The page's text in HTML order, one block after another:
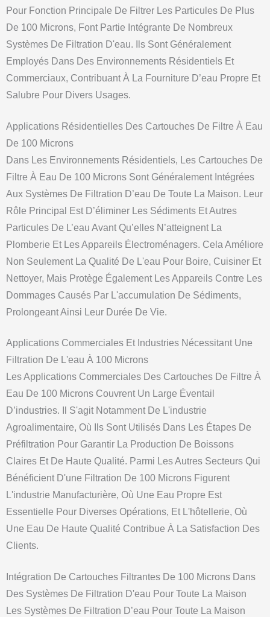
Pour Fonction Principale De Filtrer Les Particules De Plus
De 100 Microns, Font Partie Intégrante De Nombreux
Systèmes De Filtration D'eau. Ils Sont Généralement
Employés Dans Des Environnements Résidentiels Et
Commerciaux, Contribuant À La Fourniture D’eau Propre Et
Salubre Pour Divers Usages.
Applications Résidentielles Des Cartouches De Filtre À Eau
De 100 Microns
Dans Les Environnements Résidentiels, Les Cartouches De
Filtre À Eau De 100 Microns Sont Généralement Intégrées
Aux Systèmes De Filtration D’eau De Toute La Maison. Leur
Rôle Principal Est D’éliminer Les Sédiments Et Autres
Particules De L’eau Avant Qu’elles N’atteignent La
Plomberie Et Les Appareils Électroménagers. Cela Améliore
Non Seulement La Qualité De L'eau Pour Boire, Cuisiner Et
Nettoyer, Mais Protège Également Les Appareils Contre Les
Dommages Causés Par L'accumulation De Sédiments,
Prolongeant Ainsi Leur Durée De Vie.
Applications Commerciales Et Industries Nécessitant Une
Filtration De L'eau À 100 Microns
Les Applications Commerciales Des Cartouches De Filtre À
Eau De 100 Microns Couvrent Un Large Éventail
D’industries. Il S'agit Notamment De L'industrie
Agroalimentaire, Où Ils Sont Utilisés Dans Les Étapes De
Préfiltration Pour Garantir La Production De Boissons
Claires Et De Haute Qualité. Parmi Les Autres Secteurs Qui
Bénéficient D'une Filtration De 100 Microns Figurent
L'industrie Manufacturière, Où Une Eau Propre Est
Essentielle Pour Diverses Opérations, Et L'hôtellerie, Où
Une Eau De Haute Qualité Contribue À La Satisfaction Des
Clients.
Intégration De Cartouches Filtrantes De 100 Microns Dans
Des Systèmes De Filtration D'eau Pour Toute La Maison
Les Systèmes De Filtration D’eau Pour Toute La Maison